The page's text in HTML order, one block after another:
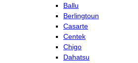
Ballu
Berlingtoun
Casarte
Centek
Chigo
Dahatsu